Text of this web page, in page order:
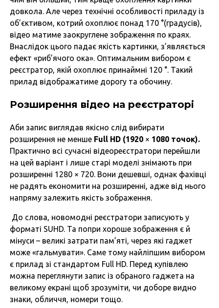
довкола. Але через технічні особливості приладу із
об’єктивом, котрий охоплює понад 170 °(градусів),
відео матиме заокруглене зображення по краях.
Внаслідок цього падає якість картинки, з’являється
ефект «риб’ячого ока». Оптимальним вибором є
реєстратор, якій охоплює принаймні 120 °. Такий
прилад відображатиме дорогу та обочину.
Розширення відео на реєстраторі
Аби запис виглядав якісно слід вибирати
розширення не менше Full HD (1920 × 1080 точок).
Практично всі сучасні відеореєстратори перейшли
на цей варіант і лише старі моделі знімають при
розширенні 1280 × 720. Вони дешевші, однак фахівці
не радять економити на розширенні, адже від нього
напряму залежить якість зображення.
До слова, новомодні реєстратори записують у
форматі SUHD. Та попри хороше зображення є й
мінуси – великі затрати пам’яті, через які гаджет
може «гальмувати». Саме тому найліпшим вибором
є прилад зі стандартом Full HD. Перед купівлею
можна переглянути запис із обраного гаджета на
великому екрані щоб зрозуміти, чи доборе видно
знаки, обличчя, номери тощо.